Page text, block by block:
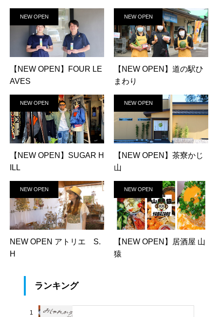
NEW OPEN
【NEW OPEN】FOUR LE
AVES
NEW OPEN
【NEW OPEN】道の駅ひ
まわり
NEW OPEN
【NEW OPEN】SUGAR H
ILL
NEW OPEN
【NEW OPEN】茶寮かじ
山
NEW OPEN
NEW OPEN アトリエ S.
H
NEW OPEN
【NEW OPEN】居酒屋 山
猿
ランキング
1